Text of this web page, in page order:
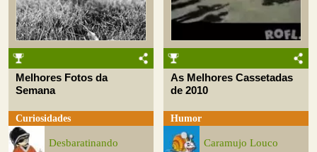
Melhores Fotos da
Semana
Curiosidades
Desbaratinando
As Melhores Cassetadas
de 2010
Humor
Caramujo Louco